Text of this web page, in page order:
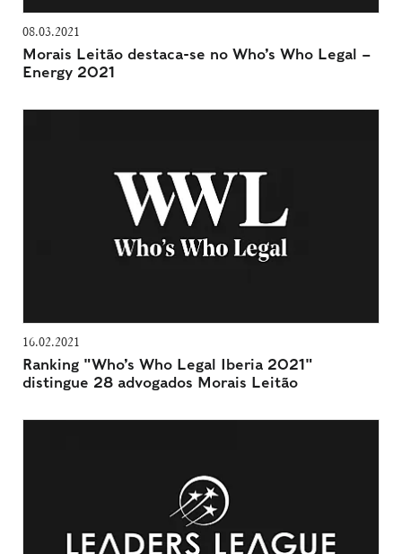
08.03.2021
Morais Leitão destaca-se no Who’s Who Legal –
Energy 2021
16.02.2021
Ranking "Who’s Who Legal Iberia 2021"
distingue 28 advogados Morais Leitão